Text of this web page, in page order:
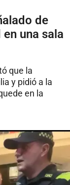
de
una sala
que la
y pidió a la
en la